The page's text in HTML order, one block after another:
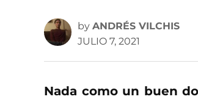
by ANDRÉS VILCHIS
JULIO 7, 2021
Nada como un buen